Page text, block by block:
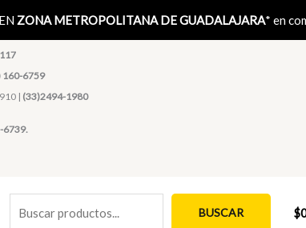
ZONA METROPOLITANA DE GUADALAJARA* en
160-6759
| (33)2494-1980
6739.
BUSCAR $